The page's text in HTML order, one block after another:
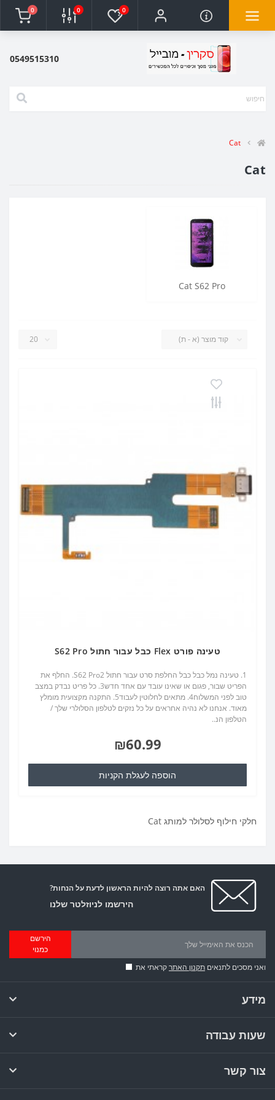
0
0
0
0549515310
Cat
Cat
Cat S62 Pro
טעינה פורט Flex כבל עבור חתול S62 Pro
1. טעינה נמל כבל כבל החלפת סרט עבור חתול S62 Pro2. החלף את
הפריט שבור, פגום או שאינו עובד עם אחד חדש3. כל פריט נבדק במצב
טוב לפני המשלוח4. מתאים לחלוטין לעבוד5. התקנה מקצועית מומלץ
מאוד. אנחנו לא נהיה אחראים על כל נזקים לטלפון הסלולרי שלך /
הטלפון הנ..
₪60.99
הוספה לעגלת הקניות
חלקי חילוף לסלולר למותג Cat
האם אתה רוצה להיות הראשון לדעת על הנחות?
הירשמו לניוזלטר שלנו
הירשם
כמנוי
ואני מסכים לתנאים תקנון האתרקראתי את
מידע
שעות עבודה
צור קשר